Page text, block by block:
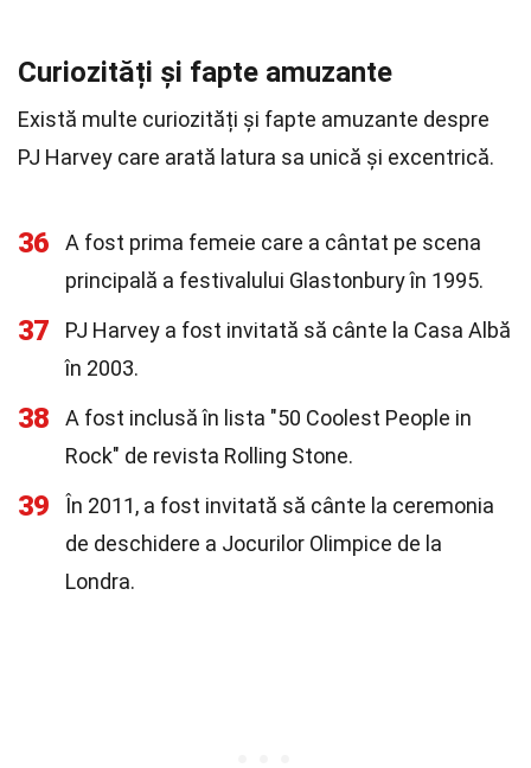
Curiozități și fapte amuzante
Există multe curiozități și fapte amuzante despre
PJ Harvey care arată latura sa unică și excentrică.
36
A fost prima femeie care a cântat pe scena
principală a festivalului Glastonbury în 1995.
37
PJ Harvey a fost invitată să cânte la Casa Albă
în 2003.
38
A fost inclusă în lista "50 Coolest People in
Rock" de revista Rolling Stone.
39
În 2011, a fost invitată să cânte la ceremonia
de deschidere a Jocurilor Olimpice de la
Londra.